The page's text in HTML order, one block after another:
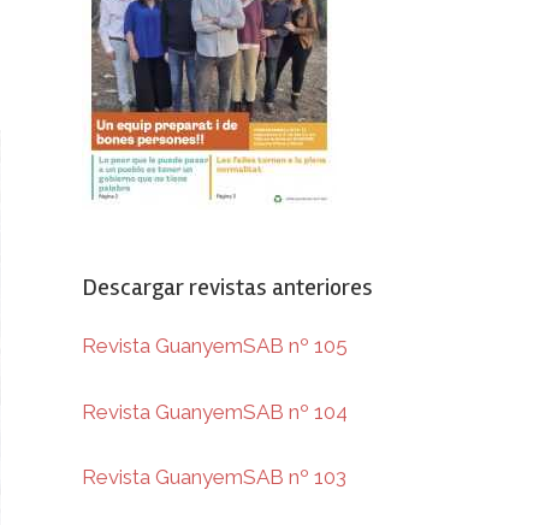
Descargar revistas anteriores
Revista GuanyemSAB nº 105
Revista GuanyemSAB nº 104
Revista GuanyemSAB nº 103